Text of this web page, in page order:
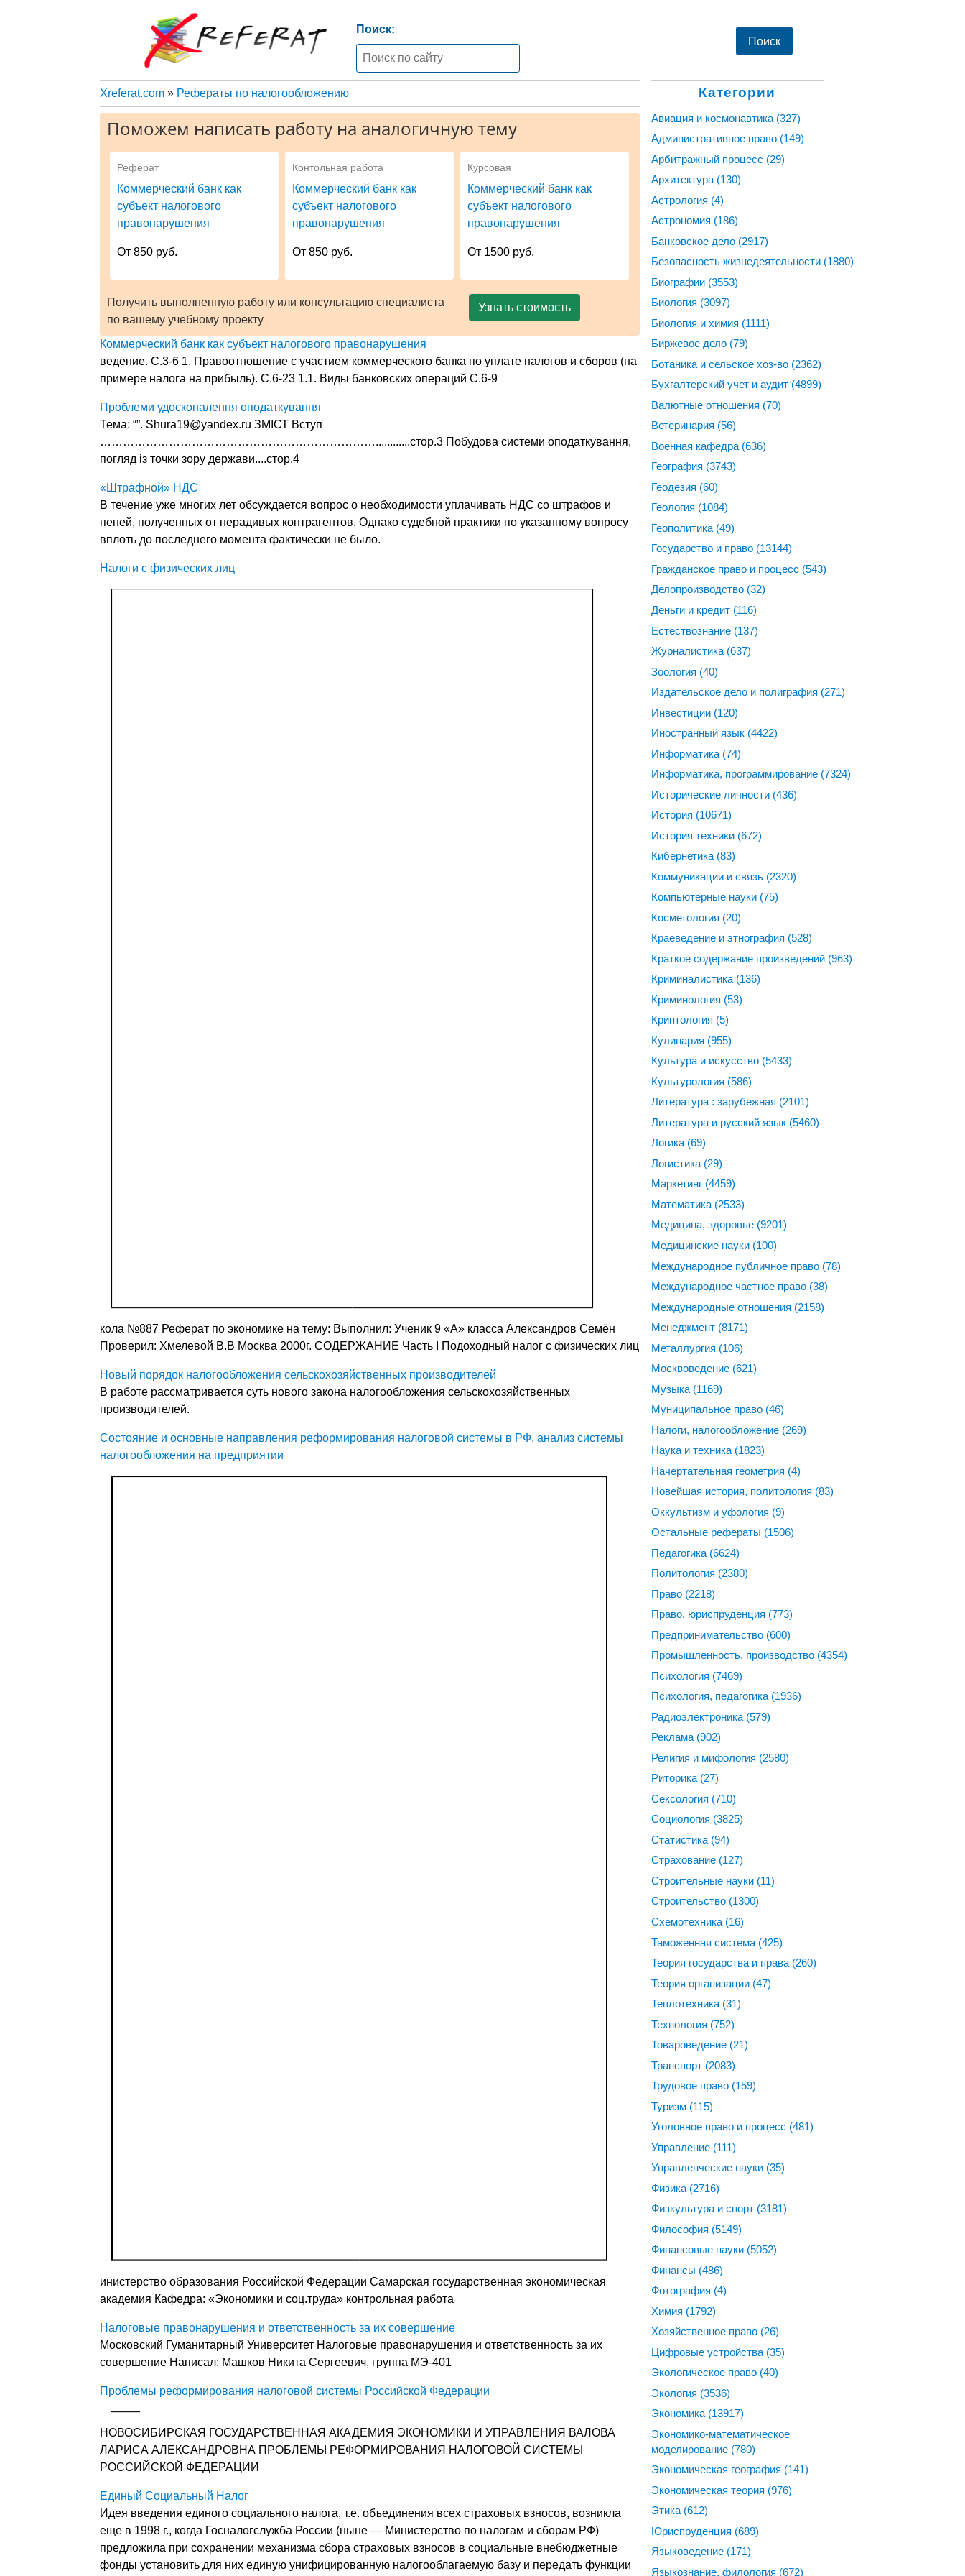
Поиск:
Xreferat.com» Рефераты по налогообложению
Поможем написать работу на аналогичную тему
Реферат
Коммерческий банк как
субъект налогового
правонарушения
От 850 руб.
Контольная работа
Коммерческий банк как
субъект налогового
правонарушения
От 850 руб.
Курсовая
Коммерческий банк как
субъект налогового
правонарушения
От 1500 руб.
Получить выполненную работу или консультацию специалиста
по вашему учебному проекту
Узнать стоимость
Коммерческий банк как субъект налогового правонарушения
ведение. С.3-6 1. Правоотношение с участием коммерческого банка по уплате налогов и сборов (на
примере налога на прибыль). С.6-23 1.1. Виды банковских операций С.6-9
Проблеми удосконалення оподаткування
Тема: “”. Shura19@yandex.ru ЗМІСТ Вступ
………………………………………………………………............стор.3 Побудова системи оподаткування,
погляд із точки зору держави....стор.4
«Штрафной» НДС
В течение уже многих лет обсуждается вопрос о необходимости уплачивать НДС со штрафов и
пеней, полученных от нерадивых контрагентов. Однако судебной практики по указанному вопросу
вплоть до последнего момента фактически не было.
Налоги с физических лиц
кола №887 Реферат по экономике на тему: Выполнил: Ученик 9 «А» класса Александров Семён
Проверил: Хмелевой В.В Москва 2000г. СОДЕРЖАНИЕ Часть I Подоходный налог с физических лиц
Новый порядок налогообложения сельскохозяйственных производителей
В работе рассматривается суть нового закона налогообложения сельскохозяйственных
производителей.
Состояние и основные направления реформирования налоговой системы в РФ, анализ системы
налогообложения на предприятии
инистерство образования Российской Федерации Самарская государственная экономическая
академия Кафедра: «Экономики и соц.труда» контрольная работа
Налоговые правонарушения и ответственность за их совершение
Московский Гуманитарный Университет Налоговые правонарушения и ответственность за их
совершение Написал: Машков Никита Сергеевич, группа МЭ-401
Проблемы реформирования налоговой системы Российской Федерации
НОВОСИБИРСКАЯ ГОСУДАРСТВЕННАЯ АКАДЕМИЯ ЭКОНОМИКИ И УПРАВЛЕНИЯ ВАЛОВА
ЛАРИСА АЛЕКСАНДРОВНА ПРОБЛЕМЫ РЕФОРМИРОВАНИЯ НАЛОГОВОЙ СИСТЕМЫ
РОССИЙСКОЙ ФЕДЕРАЦИИ
Единый Социальный Налог
Идея введения единого социального налога, т.е. объединения всех страховых взносов, возникла
еще в 1998 г., когда Госналогслужба России (ныне — Министерство по налогам и сборам РФ)
предложила при сохранении механизма сбора страховых взносов в социальные внебюджетные
фонды установить для них единую унифицированную налогооблагаемую базу и передать функции
Категории
Авиация и космонавтика (327)
Административное право (149)
Арбитражный процесс (29)
Архитектура (130)
Астрология (4)
Астрономия (186)
Банковское дело (2917)
Безопасность жизнедеятельности (1880)
Биографии (3553)
Биология (3097)
Биология и химия (1111)
Биржевое дело (79)
Ботаника и сельское хоз-во (2362)
Бухгалтерский учет и аудит (4899)
Валютные отношения (70)
Ветеринария (56)
Военная кафедра (636)
География (3743)
Геодезия (60)
Геология (1084)
Геополитика (49)
Государство и право (13144)
Гражданское право и процесс (543)
Делопроизводство (32)
Деньги и кредит (116)
Естествознание (137)
Журналистика (637)
Зоология (40)
Издательское дело и полиграфия (271)
Инвестиции (120)
Иностранный язык (4422)
Информатика (74)
Информатика, программирование (7324)
Исторические личности (436)
История (10671)
История техники (672)
Кибернетика (83)
Коммуникации и связь (2320)
Компьютерные науки (75)
Косметология (20)
Краеведение и этнография (528)
Краткое содержание произведений (963)
Криминалистика (136)
Криминология (53)
Криптология (5)
Кулинария (955)
Культура и искусство (5433)
Культурология (586)
Литература : зарубежная (2101)
Литература и русский язык (5460)
Логика (69)
Логистика (29)
Маркетинг (4459)
Математика (2533)
Медицина, здоровье (9201)
Медицинские науки (100)
Международное публичное право (78)
Международное частное право (38)
Международные отношения (2158)
Менеджмент (8171)
Металлургия (106)
Москвоведение (621)
Музыка (1169)
Муниципальное право (46)
Налоги, налогообложение (269)
Наука и техника (1823)
Начертательная геометрия (4)
Новейшая история, политология (83)
Оккультизм и уфология (9)
Остальные рефераты (1506)
Педагогика (6624)
Политология (2380)
Право (2218)
Право, юриспруденция (773)
Предпринимательство (600)
Промышленность, производство (4354)
Психология (7469)
Психология, педагогика (1936)
Радиоэлектроника (579)
Реклама (902)
Религия и мифология (2580)
Риторика (27)
Сексология (710)
Социология (3825)
Статистика (94)
Страхование (127)
Строительные науки (11)
Строительство (1300)
Схемотехника (16)
Таможенная система (425)
Теория государства и права (260)
Теория организации (47)
Теплотехника (31)
Технология (752)
Товароведение (21)
Транспорт (2083)
Трудовое право (159)
Туризм (115)
Уголовное право и процесс (481)
Управление (111)
Управленческие науки (35)
Физика (2716)
Физкультура и спорт (3181)
Философия (5149)
Финансовые науки (5052)
Финансы (486)
Фотография (4)
Химия (1792)
Хозяйственное право (26)
Цифровые устройства (35)
Экологическое право (40)
Экология (3536)
Экономика (13917)
Экономико-математическое
моделирование (780)
Экономическая география (141)
Экономическая теория (976)
Этика (612)
Юриспруденция (689)
Языковедение (171)
Языкознание, филология (672)